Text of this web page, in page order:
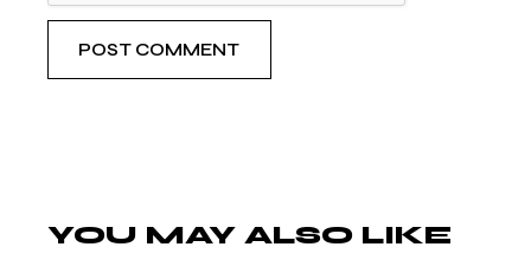
POST COMMENT
YOU MAY ALSO LIKE